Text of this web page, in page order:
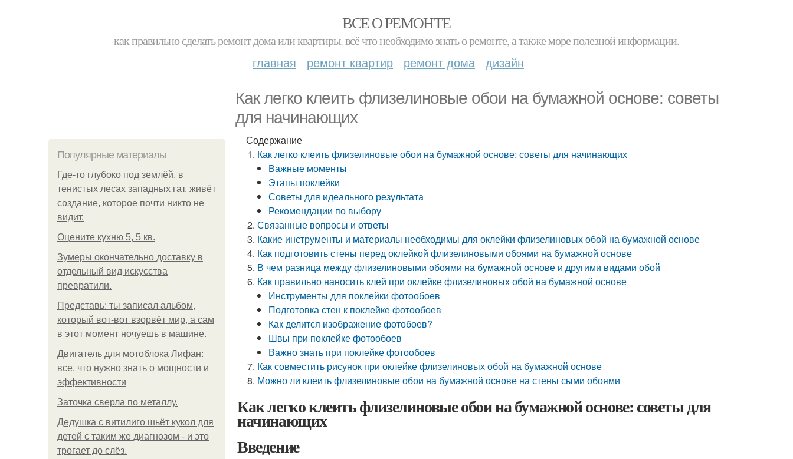
ВСЕ О РЕМОНТЕ
как правильно сделать ремонт дома или квартиры. всё что необходимо знать о ремонте, а также море полезной информации.
главная ремонт квартир ремонт дома дизайн
Как легко клеить флизелиновые обои на бумажной основе: советы
для начинающих
Популярные материалы
Где-то глубоко под землёй, в
тенистых лесах западных гат, живёт
создание, которое почти никто не
видит.
Оцените кухню 5, 5 кв.
Зумеры окончательно доставку в
отдельный вид искусства
превратили.
Представь: ты записал альбом,
который вот-вот взорвёт мир, а сам
в этот момент ночуешь в машине.
Двигатель для мотоблока Лифан:
все, что нужно знать о мощности и
эффективности
Заточка сверла по металлу.
Дедушка с витилиго шьёт кукол для
детей с таким же диагнозом - и это
трогает до слёз.
Содержание
Как легко клеить флизелиновые обои на бумажной основе: советы для начинающих
Важные моменты
Этапы поклейки
Советы для идеального результата
Рекомендации по выбору
Связанные вопросы и ответы
Какие инструменты и материалы необходимы для оклейки флизелиновых обой на бумажной основе
Как подготовить стены перед оклейкой флизелиновыми обоями на бумажной основе
В чем разница между флизелиновыми обоями на бумажной основе и другими видами обой
Как правильно наносить клей при оклейке флизелиновых обой на бумажной основе
Инструменты для поклейки фотообоев
Подготовка стен к поклейке фотообоев
Как делится изображение фотобоев?
Швы при поклейке фотообоев
Важно знать при поклейке фотообоев
Как совместить рисунок при оклейке флизелиновых обой на бумажной основе
Можно ли клеить флизелиновые обои на бумажной основе на стены сыми обоями
Как легко клеить флизелиновые обои на бумажной основе: советы для
начинающих
Введение